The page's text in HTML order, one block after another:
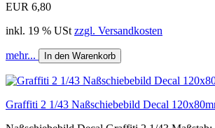
EUR 6,80
inkl. 19 % USt zzgl. Versandkosten
mehr... In den Warenkorb
Graffiti 2 1/43 Naßschiebebild Decal